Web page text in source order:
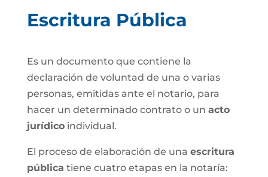
Escritura Pública
Es un documento que contiene la
declaración de voluntad de una o varias
personas, emitidas ante el notario, para
hacer un determinado contrato o un acto
jurídicoindividual.
El proceso de elaboración de una escritura
pública tiene cuatro etapas en la notaría: